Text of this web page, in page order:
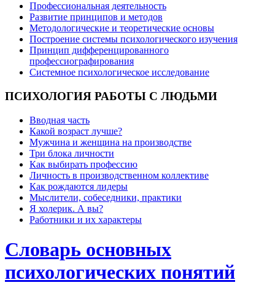
Профессиональная деятельность
Развитие принципов и методов
Методологические и теоретические основы
Построение системы психологического изучения
Принцип дифференцированного
профессиографирования
Системное психологическое исследование
ПСИХОЛОГИЯ РАБОТЫ С ЛЮДЬМИ
Вводная часть
Какой возраст лучше?
Мужчина и женщина на производстве
Три блока личности
Как выбирать профессию
Личность в производственном коллективе
Как рождаются лидеры
Мыслители, собеседники, практики
Я холерик. А вы?
Работники и их характеры
Словарь основных
психологических понятий